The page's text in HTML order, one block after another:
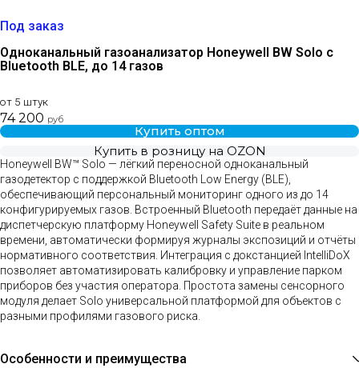
Под заказ
Одноканальный газоанализатор Honeywell BW Solo с
Bluetooth BLE, до 14 газов
от 5 штук
74 200 руб
Купить оптом
Купить в розницу на OZON
Honeywell BW™ Solo — лёгкий переносной одноканальный
газодетектор с поддержкой Bluetooth Low Energy (BLE),
обеспечивающий персональный мониторинг одного из до 14
конфигурируемых газов. Встроенный Bluetooth передаёт данные на
диспетчерскую платформу Honeywell Safety Suite в реальном
времени, автоматически формируя журналы экспозиций и отчёты
нормативного соответствия. Интеграция с докстанцией IntelliDoX
позволяет автоматизировать калибровку и управление парком
приборов без участия оператора. Простота замены сенсорного
модуля делает Solo универсальной платформой для объектов с
разными профилями газового риска.
Особенности и преимущества